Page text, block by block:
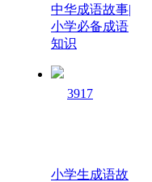
中华成语故事|
小学必备成语
知识
3917
小学生成语故